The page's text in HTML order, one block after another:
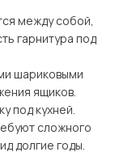
между собой,
гарнитура под
шариковыми
ящиков.
под кухней.
сложного
долгие годы.